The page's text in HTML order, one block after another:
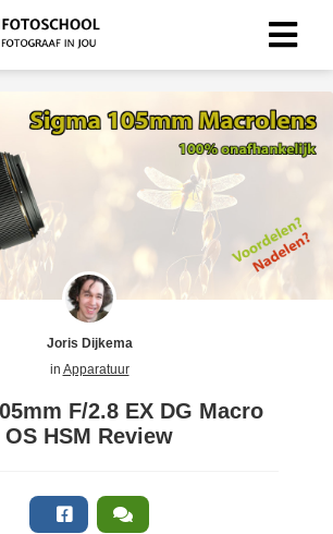
Joris Dijkema
in Apparatuur
F/2.8 EX DG Macro
OS HSM Review